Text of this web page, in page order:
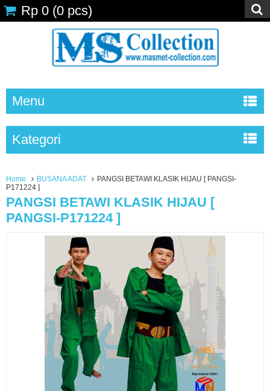
Rp 0 (0 pcs)
Menu
Kategori
Home BUSANA ADAT
PANGSI BETAWI KLASIK HIJAU [ PANGSI-
P171224 ]
PANGSI BETAWI KLASIK HIJAU [
PANGSI-P171224 ]